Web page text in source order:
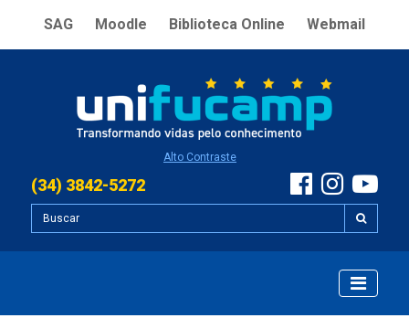
SAG Moodle Biblioteca Online Webmail
Alto Contraste
(34) 3842-5272